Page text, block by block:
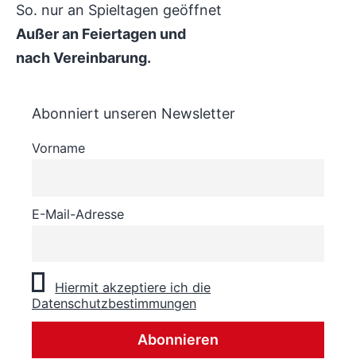
So. nur an Spieltagen geöffnet
Außer an Feiertagen und
nach Vereinbarung.
Abonniert unseren Newsletter
Vorname
E-Mail-Adresse
Hiermit akzeptiere ich die
Datenschutzbestimmungen